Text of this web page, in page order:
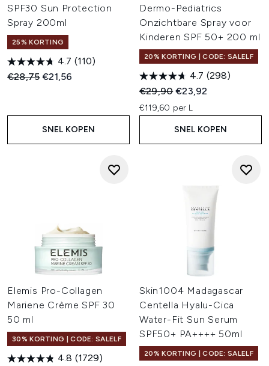
SPF30 Sun Protection
Spray 200ml
25% KORTING
4.7 (110)
Recommended Retail Price:
€28,75Huidige prijs:
€21,56
SNEL KOPEN
Dermo-Pediatrics
Onzichtbare Spray voor
Kinderen SPF 50+ 200 ml
20% KORTING | CODE: SALELF
4.7 (298)
Recommended Retail Price:
€29,90Huidige prijs:
€23,92
€119,60 per L
SNEL KOPEN
Elemis Pro-Collagen
Mariene Crème SPF 30
50 ml
30% KORTING | CODE: SALELF
4.8 (1729)
Skin1004 Madagascar
Centella Hyalu-Cica
Water-Fit Sun Serum
SPF50+ PA++++ 50ml
20% KORTING | CODE: SALELF